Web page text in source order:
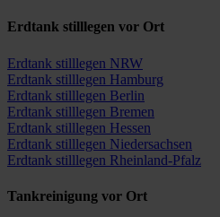
Erdtank stilllegen vor Ort
Erdtank stilllegen NRW
Erdtank stilllegen Hamburg
Erdtank stilllegen Berlin
Erdtank stilllegen Bremen
Erdtank stilllegen Hessen
Erdtank stilllegen Niedersachsen
Erdtank stilllegen Rheinland-Pfalz
Tankreinigung vor Ort